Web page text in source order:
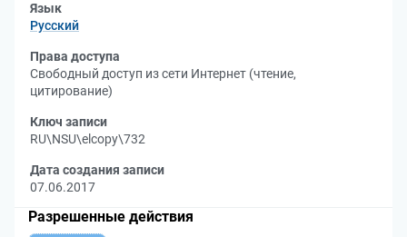
Язык
Русский
Права доступа
Свободный доступ из сети Интернет (чтение,
цитирование)
Ключ записи
RU\NSU\elcopy\732
Дата создания записи
07.06.2017
Разрешенные действия